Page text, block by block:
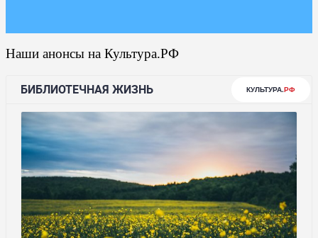
Наши анонсы на Культура.РФ